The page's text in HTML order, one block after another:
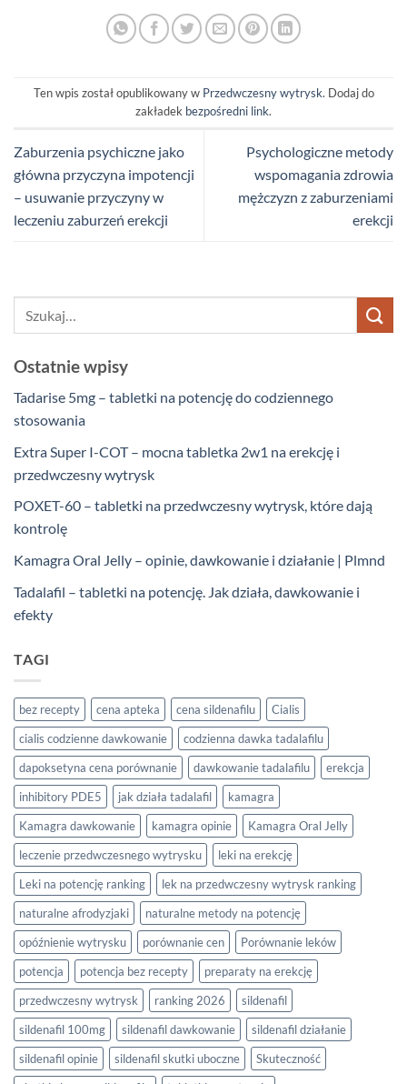
Ten wpis został opublikowany w Przedwczesny wytrysk. Dodaj do
zakładek bezpośredni link.
Zaburzenia psychiczne jako
główna przyczyna impotencji
– usuwanie przyczyny w
leczeniu zaburzeń erekcji
Psychologiczne metody
wspomagania zdrowia
mężczyzn z zaburzeniami
erekcji
Ostatnie wpisy
Tadarise 5mg – tabletki na potencję do codziennego
stosowania
Extra Super I-COT – mocna tabletka 2w1 na erekcję i
przedwczesny wytrysk
POXET-60 – tabletki na przedwczesny wytrysk, które dają
kontrolę
Kamagra Oral Jelly – opinie, dawkowanie i działanie | Plmnd
Tadalafil – tabletki na potencję. Jak działa, dawkowanie i
efekty
TAGI
bez recepty cena apteka cena sildenafilu
Cialis
cialis codzienne dawkowanie
codzienna dawka tadalafilu
dapoksetyna cena porównanie
dawkowanie tadalafilu
erekcja
inhibitory PDE5
jak działa tadalafil
kamagra
Kamagra dawkowanie
kamagra opinie
Kamagra Oral Jelly
leczenie przedwczesnego wytrysku
leki na erekcję
Leki na potencję ranking
lek na przedwczesny wytrysk ranking
naturalne afrodyzjaki
naturalne metody na potencję
opóźnienie wytrysku
porównanie cen
Porównanie leków
potencja
potencja bez recepty
preparaty na erekcję
przedwczesny wytrysk
ranking 2026
sildenafil
sildenafil 100mg
sildenafil dawkowanie
sildenafil działanie
sildenafil opinie
sildenafil skutki uboczne
Skuteczność